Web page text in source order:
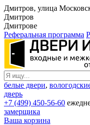
Дмитров, улица
Дмитров
Дмитрове
Реферальная программа
белые двери,
дверь
+7 (499) 450-56-60
замерщика
Ваша корзина